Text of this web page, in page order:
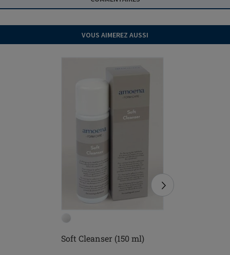
VOUS AIMEREZ AUSSI
Soft Cleanser (150 ml)